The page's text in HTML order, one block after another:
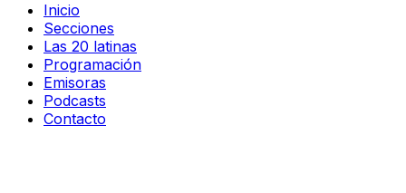
Inicio
Secciones
Las 20 latinas
Programación
Emisoras
Podcasts
Contacto